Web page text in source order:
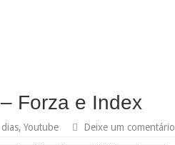
Forza e Index
, Youtube Deixe um comentário